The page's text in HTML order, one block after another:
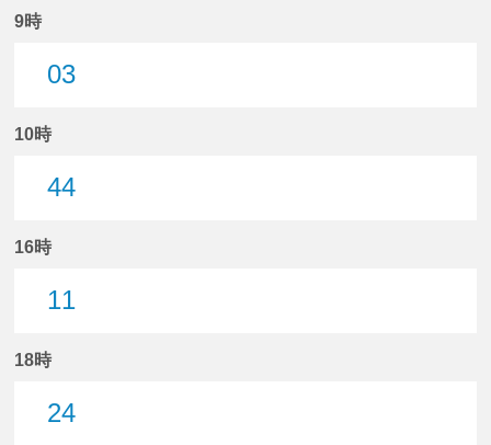
9時
03
10時
44
16時
11
18時
24